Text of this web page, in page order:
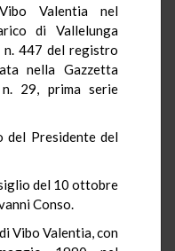
Valentia nel
di Vallelunga
447 del registro
nella Gazzetta
29, prima serie
Presidente del
del 10 ottobre
Conso.
Vibo Valentia, con